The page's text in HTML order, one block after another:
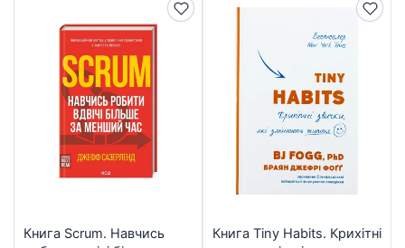
Книга Scrum. Навчись
Книга Tiny Habits. Крихітні